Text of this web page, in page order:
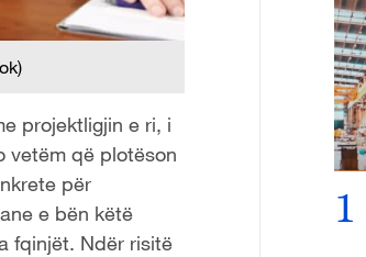
projektligjin e ri, i
vetëm që plotëson
për
e bën këtë
fqinjët. Ndër risitë
1